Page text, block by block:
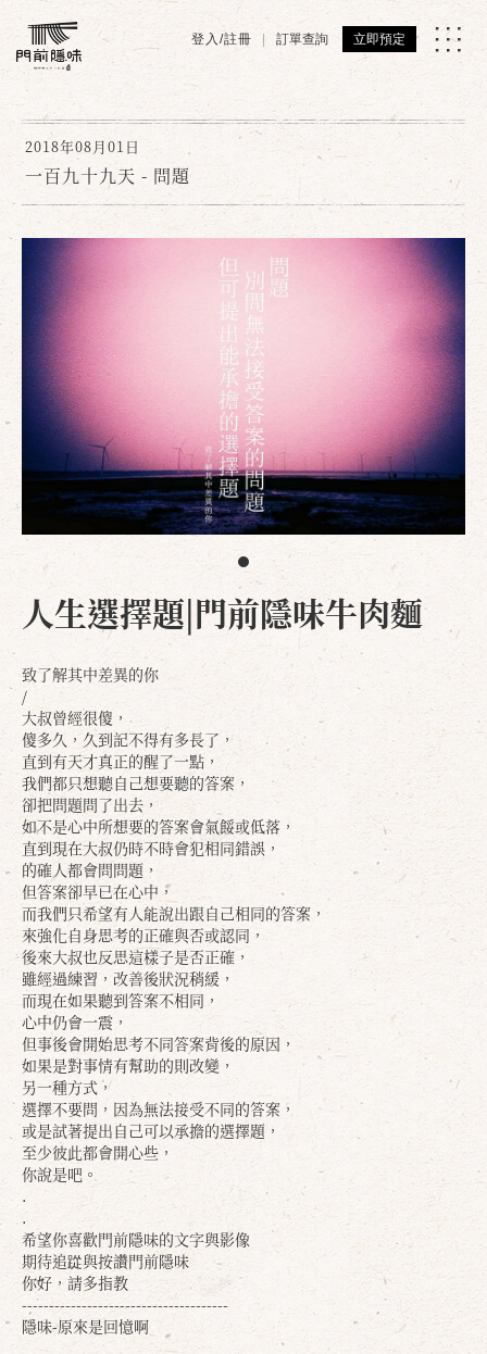
登入/註冊 訂單查詢 立即預定
2018年08月01日
一百九十九天 - 問題
人生選擇題|門前隱味牛肉麵
致了解其中差異的你
/
大叔曾經很傻，
傻多久，久到記不得有多長了，
直到有天才真正的醒了一點，
我們都只想聽自己想要聽的答案，
卻把問題問了出去，
如不是心中所想要的答案會氣餒或低落，
直到現在大叔仍時不時會犯相同錯誤，
的確人都會問問題，
但答案卻早已在心中，
而我們只希望有人能說出跟自己相同的答案，
來強化自身思考的正確與否或認同，
後來大叔也反思這樣子是否正確，
雖經過練習，改善後狀況稍緩，
而現在如果聽到答案不相同，
心中仍會一震，
但事後會開始思考不同答案背後的原因，
如果是對事情有幫助的則改變，
另一種方式，
選擇不要問，因為無法接受不同的答案，
或是試著提出自己可以承擔的選擇題，
至少彼此都會開心些，
你說是吧。
.
.
希望你喜歡門前隱味的文字與影像
期待追踨與按讚門前隱味
你好，請多指教
--------------------------------------
隱味-原來是回憶啊